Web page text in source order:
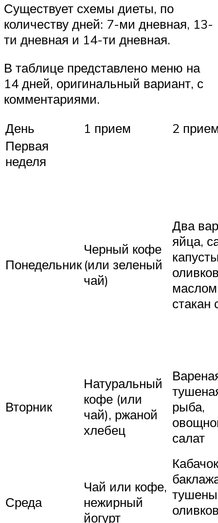
Существует схемы диеты, по
количеству дней: 7-ми дневная, 13-
ти дневная и 14-ти дневная.
В таблице представлено меню на
14 дней, оригинальный вариант, с
комментариями.
День
1 прием
2
Первая
неделя
Понедельник
Черный кофе
(или зеленый
чай)
Два
яйца,
стакан
Вторник
Натуральный
кофе (или
чай), ржаной
хлебец
рыба,
салат
Среда
Чай или кофе,
нежирный
йогурт